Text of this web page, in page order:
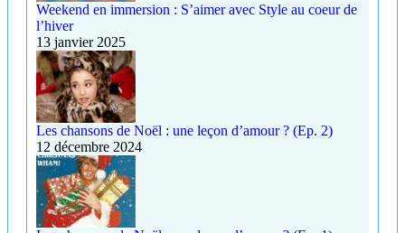
Weekend en immersion : S’aimer avec Style au coeur de
l’hiver
13 janvier 2025
Les chansons de Noël : une leçon d’amour ? (Ep. 2)
12 décembre 2024